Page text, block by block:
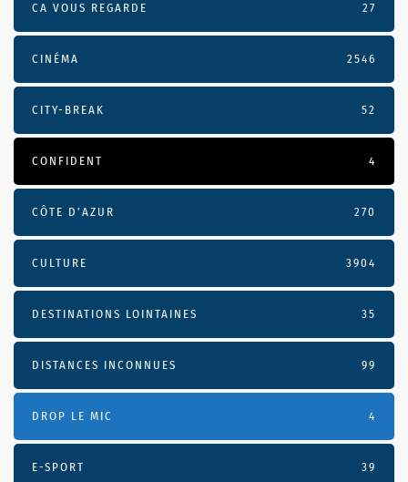
CA VOUS REGARDE 27
CINÉMA 2546
CITY-BREAK 52
CONFIDENT 4
CÔTE D’AZUR 270
CULTURE 3904
DESTINATIONS LOINTAINES 35
DISTANCES INCONNUES 99
DROP LE MIC 4
E-SPORT 39